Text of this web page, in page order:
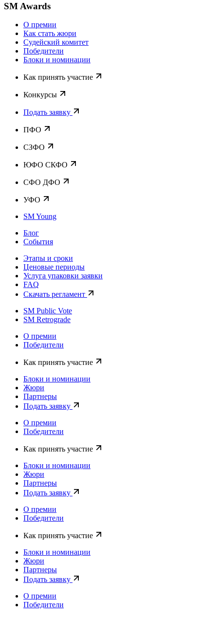
SM Awards
О премии
Как стать жюри
Судейский комитет
Победители
Блоки и номинации
Как принять участие
Конкурсы
Подать заявку
ПФО
СЗФО
ЮФО СКФО
CФО ДФО
УФО
SM Young
Блог
События
Этапы и сроки
Ценовые периоды
Услуга упаковки заявки
FAQ
Скачать регламент
SM Public Vote
SM Retrograde
О премии
Победители
Как принять участие
Блоки и номинации
Жюри
Партнеры
Подать заявку
О премии
Победители
Как принять участие
Блоки и номинации
Жюри
Партнеры
Подать заявку
О премии
Победители
Как принять участие
Блоки и номинации
Жюри
Партнеры
Подать заявку
О премии
Победители